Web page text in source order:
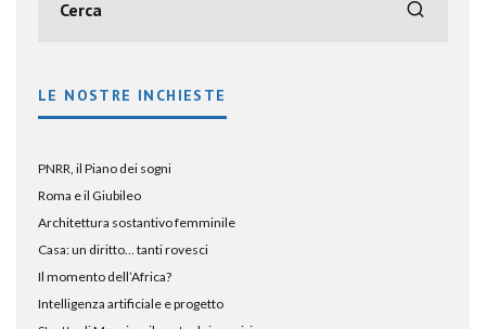
LE NOSTRE INCHIESTE
PNRR, il Piano dei sogni
Roma e il Giubileo
Architettura sostantivo femminile
Casa: un diritto… tanti rovesci
Il momento dell’Africa?
Intelligenza artificiale e progetto